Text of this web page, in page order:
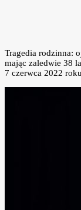
Tragedia rodzinna:
mając zaledwie 38
7 czerwca 2022